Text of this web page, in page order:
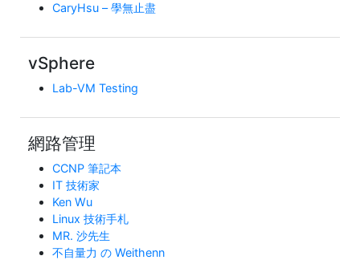
CaryHsu – 學無止盡
vSphere
Lab-VM Testing
網路管理
CCNP 筆記本
IT 技術家
Ken Wu
Linux 技術手札
MR. 沙先生
不自量力 の Weithenn